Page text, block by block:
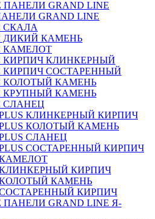
GRAND LINE
СКАЛА
ДИКИЙ КАМЕНЬ
КАМЕЛОТ
КИРПИЧ КЛИНКЕРНЫЙ
КИРПИЧ СОСТАРЕННЫЙ
КОЛОТЫЙ КАМЕНЬ
КРУПНЫЙ КАМЕНЬ
СЛАНЕЦ
PLUS КЛИНКЕРНЫЙ КИРПИЧ
PLUS КОЛОТЫЙ КАМЕНЬ
СЛАНЕЦ
PLUS СОСТАРЕННЫЙ КИРПИЧ
КАМЕЛОТ
КЛИНКЕРНЫЙ КИРПИЧ
КОЛОТЫЙ КАМЕНЬ
СОСТАРЕННЫЙ КИРПИЧ